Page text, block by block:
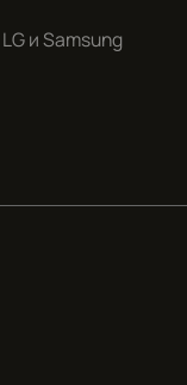
LG и Samsung